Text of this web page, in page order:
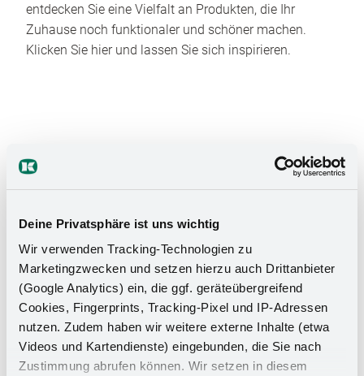
Deine Privatsphäre ist uns wichtig
Wir verwenden Tracking-Technologien zu
Marketingzwecken und setzen hierzu auch Drittanbieter
(Google Analytics) ein, die ggf. geräteübergreifend
Cookies, Fingerprints, Tracking-Pixel und IP-Adressen
nutzen. Zudem haben wir weitere externe Inhalte (etwa
Videos und Kartendienste) eingebunden, die Sie nach
Zustimmung abrufen können. Wir setzen in diesem
entdecken Sie eine Vielfalt an Produkten, die Ihr
Zuhause noch funktionaler und schöner machen.
Klicken Sie hier und lassen Sie sich inspirieren.
Das Stauraumwunder für Ihr
Badezimmer